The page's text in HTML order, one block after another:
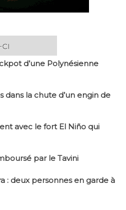
d’une Polynésienne
dans la chute d’un engin de
avec le fort El Niño qui
par le Tavini
: deux personnes en garde à